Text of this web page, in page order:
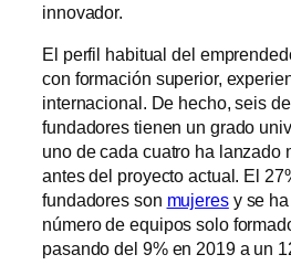
innovador.
El perfil habitual del
con formación superior,
internacional. De hecho, seis
fundadores tienen un grado
uno de cada cuatro ha lanzado
antes del proyecto actual. El
fundadores son mujeresy se ha
número de equipos solo
pasando del 9% en 2019 a un